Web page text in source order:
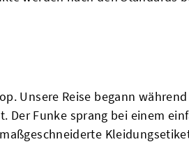
Unsere Reise begann
Funke sprang bei einem